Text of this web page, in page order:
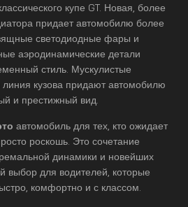
купе GT. Новая, более
придает автомобилю более
светодиодные фары и
аэродинамические детали
стиль. Мускулистые
линия кузова придают автомобилю
и престижный вид.
автомобиль для тех, кто ожидает
роскошь. Это сочетание
динамики и новейших
выбор для водителей, которые
комфортно и с классом.